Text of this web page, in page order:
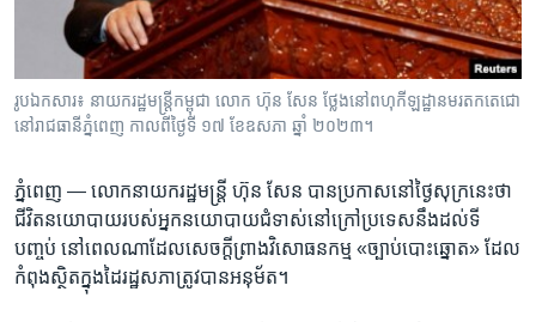
ទៅ​
ទំព័រ​
ស្វែង​
Khmer English
បណ្តាញ​សង្គម
ភាសា
រូបឯកសារ៖ នាយករដ្ឋមន្ត្រីកម្ពុជា លោក ហ៊ុន សែន ថ្លែងនៅពហុកីឡដ្ឋានមរតកតេជោ
នៅរាជធានីភ្នំពេញ កាលពីថ្ងៃទី ១៧ ខែឧសភា ឆ្នាំ ២០២៣។
ភ្នំពេញ — លោក​នាយក​រដ្ឋ​មន្ត្រី ​ហ៊ុន សែន បានប្រកាស​នៅ​ថ្ងៃសុក្រនេះ​ថា​ ​
ជីវិត​នយោបាយ​របស់​អ្នក​នយោ​បាយ​ជំទាស់​នៅ​ក្រៅ​ប្រទេស​នឹង​ដល់​ទី​
បញ្ចប់ ​នៅពេល​ណា​ដែល​សេចក្តីព្រាងវិសោធនកម្ម​ «ច្បាប់​បោះ​ឆ្នោត» ​ដែល​
កំពុង​ស្ថិត​ក្នុង​ដៃ​រដ្ឋ​សភាត្រូវ​បាន​អនុ​ម័ត។​